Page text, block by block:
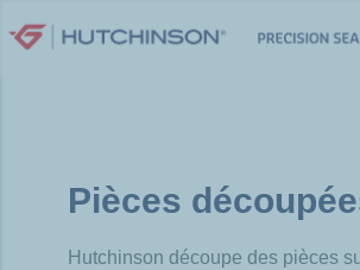
au
Pièces
Hutchinson découpe des pièces